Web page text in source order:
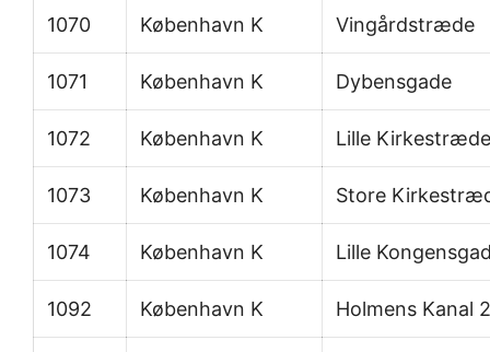
1070 København K Vingårdstræde
1071 København K Dybensgade
1072 København K Lille Kirkestræde
1073 København K Store
1074 København K Lille
1092 København K Holmens Kanal